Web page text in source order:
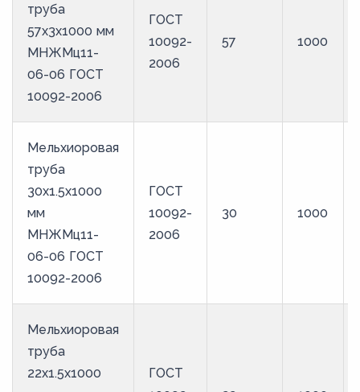
труба
57х3х1000 мм
МНЖМц11-
06-06 ГОСТ
10092-2006
ГОСТ
10092-
2006
57 1000
Мельхиоровая
труба
30х1.5х1000
мм
МНЖМц11-
06-06 ГОСТ
10092-2006
ГОСТ
10092-
2006
30 1000
Мельхиоровая
труба
22х1.5х1000
ГОСТ